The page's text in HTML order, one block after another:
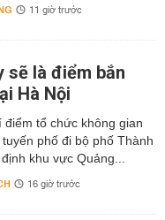
11 giờ trước
sẽ là điểm bắn
Hà Nội
điểm tổ chức không gian
phố đi bộ phố Thành
khu vực Quảng...
16 giờ trước